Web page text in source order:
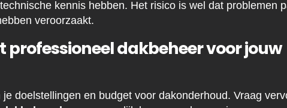
kennis hebben. Het risico is wel dat problemen
veroorzaakt.
professioneel dakbeheer voor jouw
doelstellingen en budget voor dakonderhoud. Vraag